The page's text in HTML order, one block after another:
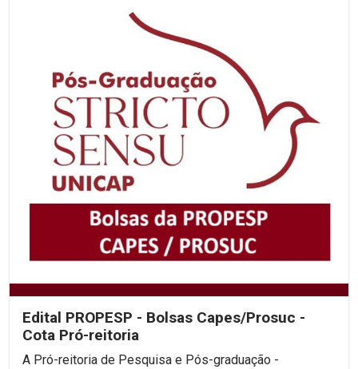
Edital PROPESP - Bolsas Capes/Prosuc -
Cota Pró-reitoria
A Pró-reitoria de Pesquisa e Pós-graduação -